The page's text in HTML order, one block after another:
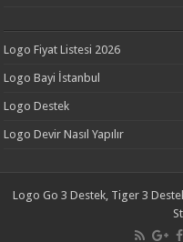
Logo Fiyat Listesi 2026
Logo Bayi İstanbul
Logo Destek
Logo Devir Nasıl Yapılır
Logo Go 3 Destek, Tiger 3